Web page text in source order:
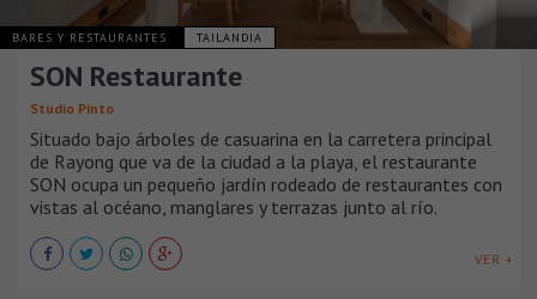
BARES Y RESTAURANTES TAILANDIA
SON Restaurante
Studio Pinto
Situado bajo árboles de casuarina en la carretera principal
de Rayong que va de la ciudad a la playa, el restaurante
SON ocupa un pequeño jardín rodeado de restaurantes con
vistas al océano, manglares y terrazas junto al río.
VER +